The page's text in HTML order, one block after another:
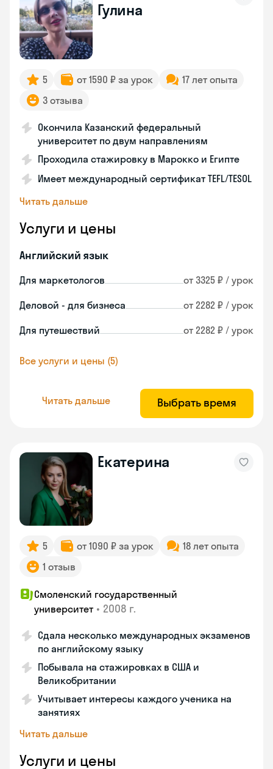
Гулина
5 от 1590 ₽ за урок
17 лет опыта
3 отзыва
Окончила Казанский федеральный
университет по двум направлениям
Проходила стажировку в Марокко и Египте
Имеет международный сертификат TEFL/TESOL
Читать дальше
Услуги и цены
Английский язык
Для маркетологов от 3325 ₽ / урок
Деловой - для бизнеса от 2282 ₽ / урок
Для путешествий от 2282 ₽ / урок
Все услуги и цены (5)
Читать дальше Выбрать время
Екатерина
5 от 1090 ₽ за урок
18 лет опыта
1 отзыв
Смоленский государственный
университет • 2008 г.
Сдала несколько международных экзаменов
по английскому языку
Побывала на стажировках в США и
Великобритании
Учитывает интересы каждого ученика на
занятиях
Читать дальше
Услуги и цены